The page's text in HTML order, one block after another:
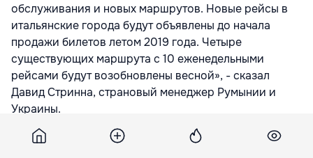
обслуживания и новых маршрутов. Новые рейсы в
итальянские города будут объявлены до начала
продажи билетов летом 2019 года. Четыре
существующих маршрута с 10 еженедельными
рейсами будут возобновлены весной», - сказал
Давид Стринна, страновый менеджер Румынии и
Украины.
Пассажиры, которые приобрели билеты, получат